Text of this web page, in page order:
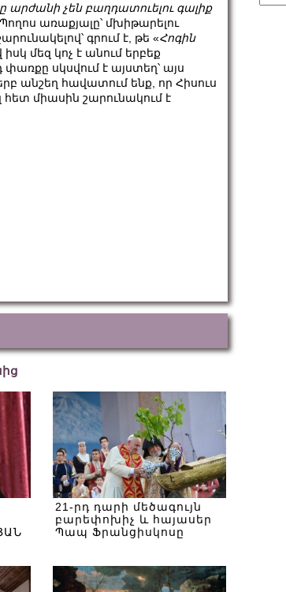
արժանի չեն բաղդատուելու գալիք
Պողոս առաքյալը՝ մխիթարելու
գրում է, թե «Հոգին
մեզ կոչ է անում երբեք
փառքը սկսվում է այստեղ՝ այս
անշեղ հավատում ենք, որ Հիսուս
հետ միասին շարունակում է
21-րդ դարի մեծագույն
բարեփոխիչ և հայասեր
Պապ Ֆրանցիսկոսը
for: